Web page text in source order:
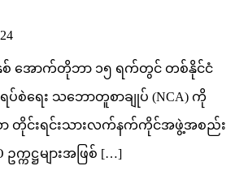
စ် အောက်တိုဘာ ၁၅ ရက်တွင် တစ်နိုင်ငံ
ရေး သဘောတူစာချုပ် (NCA) ကို
တိုင်းရင်းသားလက်နက်ကိုင်အဖွဲ့အစည်း
က္ကဋ္ဌများအဖြစ် […]